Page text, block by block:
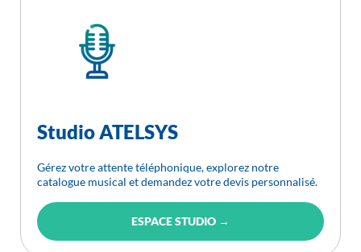
Studio ATELSYS
Gérez votre attente téléphonique, explorez notre
catalogue musical et demandez votre devis personnalisé.
ESPACE STUDIO →